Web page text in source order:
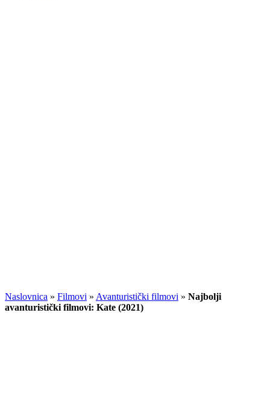
Naslovnica » Filmovi » Avanturistički filmovi » Najbolji
avanturistički filmovi: Kate (2021)